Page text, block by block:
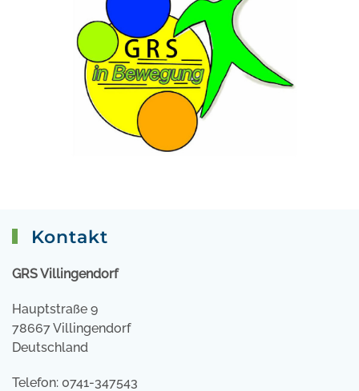
Kontakt
GRS Villingendorf
Hauptstraße 9
78667 Villingendorf
Deutschland
Telefon: 0741-347543